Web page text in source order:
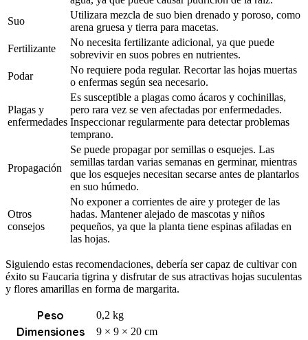
Suo
Utilizara mezcla de suo bien drenado y poroso, como
arena gruesa y tierra para macetas.
Fertilizante
No necesita fertilizante adicional, ya que puede
sobrevivir en suos pobres en nutrientes.
Podar
No requiere poda regular. Recortar las hojas muertas
o enfermas según sea necesario.
Plagas y
enfermedades
Es susceptible a plagas como ácaros y cochinillas,
pero rara vez se ven afectadas por enfermedades.
Inspeccionar regularmente para detectar problemas
temprano.
Propagación
Se puede propagar por semillas o esquejes. Las
semillas tardan varias semanas en germinar, mientras
que los esquejes necesitan secarse antes de plantarlos
en suo húmedo.
Otros
consejos
No exponer a corrientes de aire y proteger de las
hadas. Mantener alejado de mascotas y niños
pequeños, ya que la planta tiene espinas afiladas en
las hojas.
Siguiendo estas recomendaciones, debería ser capaz de cultivar con
éxito su Faucaria tigrina y disfrutar de sus atractivas hojas suculentas
y flores amarillas en forma de margarita.
Peso 0,2 kg
Dimensiones 9 × 9 × 20 cm